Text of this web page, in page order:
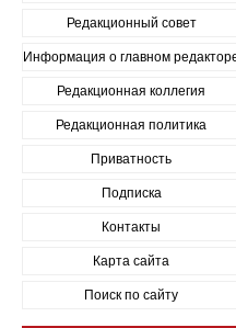
Редакционный совет
Информация о главном
Редакционная коллегия
Редакционная политика
Приватность
Подписка
Контакты
Карта сайта
Поиск по сайту